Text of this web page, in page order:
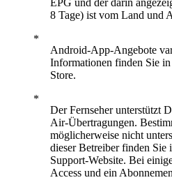
8 Tage) ist vom Land und
Android-App-Angebote
Informationen finden Sie
Store.
Der Fernseher unterstützt
Air-Übertragungen.
möglicherweise nicht
dieser Betreiber finden
Support-Website. Bei
Access und ein